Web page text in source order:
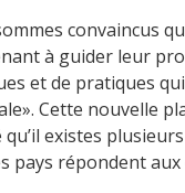
convaincus
à guider leur
et de pratiques
Cette nouvelle
qu’il existes
pays répondent